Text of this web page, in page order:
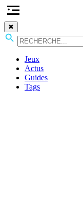
✖
Jeux
Actus
Guides
Tags